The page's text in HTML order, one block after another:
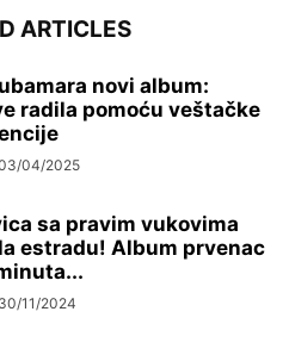
ARTICLES
novi album:
radila pomoću veštačke
04/2025
sa pravim vukovima
estradu! Album prvenac
30/11/2024